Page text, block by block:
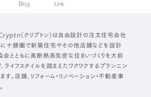
Blog
Link
（クリプトン）は自由設計の注文住宅会社
に十勝圏で新築住宅やその他店舗などを設計
会とともに高断熱高気密な住まいづくりを大前
ライフスタイルを踏まえたワクワクするプランニン
。店舗、リフォーム・リノベーション・不動産事